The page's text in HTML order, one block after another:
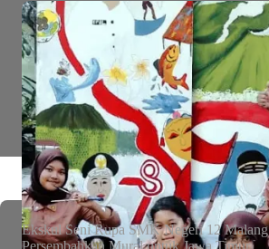
Ekskul Seni Rupa SMK Negeri 12 Malang
Persembahkan Mural untuk Jawa Timur